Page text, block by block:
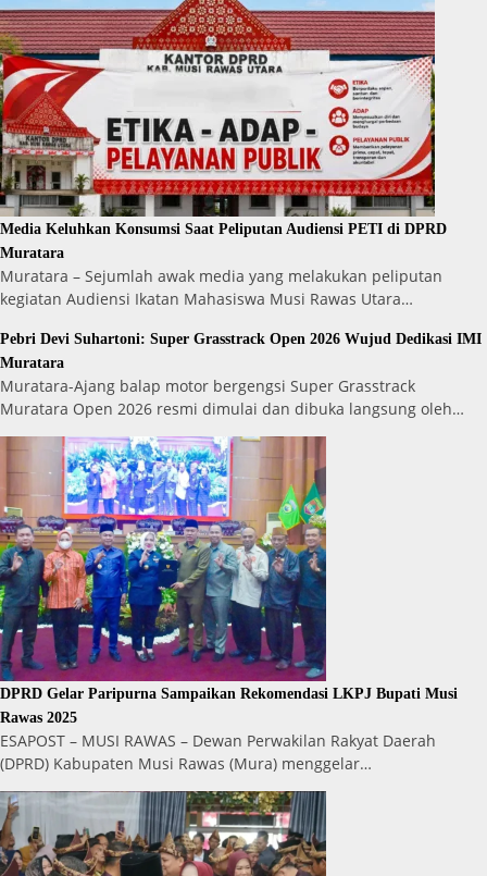
Media Keluhkan Konsumsi Saat Peliputan Audiensi PETI di DPRD
Muratara
Muratara – Sejumlah awak media yang melakukan peliputan
kegiatan Audiensi Ikatan Mahasiswa Musi Rawas Utara…
Pebri Devi Suhartoni: Super Grasstrack Open 2026 Wujud Dedikasi IMI
Muratara
Muratara-Ajang balap motor bergengsi Super Grasstrack
Muratara Open 2026 resmi dimulai dan dibuka langsung oleh…
DPRD Gelar Paripurna Sampaikan Rekomendasi LKPJ Bupati Musi
Rawas 2025
ESAPOST – MUSI RAWAS – Dewan Perwakilan Rakyat Daerah
(DPRD) Kabupaten Musi Rawas (Mura) menggelar…